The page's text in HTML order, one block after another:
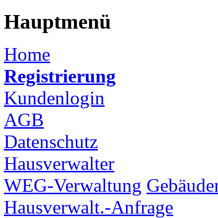
Hauptmenü
Home
Registrierung
Kundenlogin
AGB
Datenschutz
Hausverwalter
WEG-Verwaltung
Hausverwalt.-Anfrage